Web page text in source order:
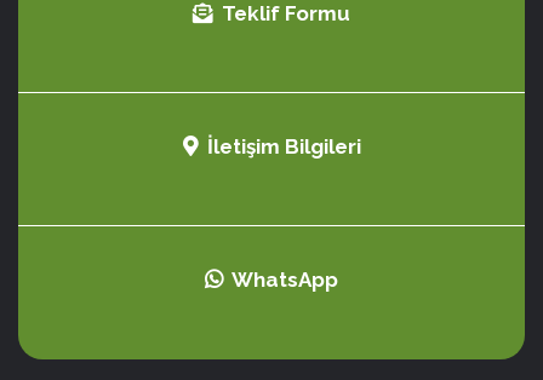
Teklif Formu
İletişim Bilgileri
WhatsApp